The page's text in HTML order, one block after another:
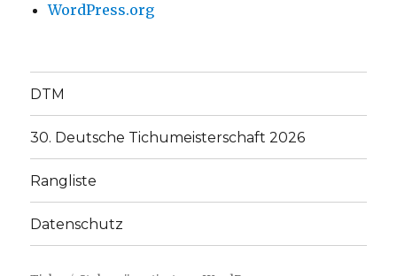
WordPress.org
DTM
30. Deutsche Tichumeisterschaft 2026
Rangliste
Datenschutz